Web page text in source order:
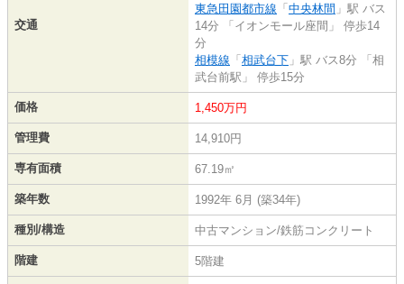
交通
東急田園都市線 「 中央林間 」駅 バス
14分 「イオンモール座間」 停歩14
分
相模線 「 相武台下 」駅 バス8分 「相
武台前駅」 停歩15分
価格 1,450万円
管理費 14,910円
専有面積 67.19㎡
築年数 1992年 6月 (築34年)
種別/構造 中古マンション/鉄筋コンクリート
階建 5階建